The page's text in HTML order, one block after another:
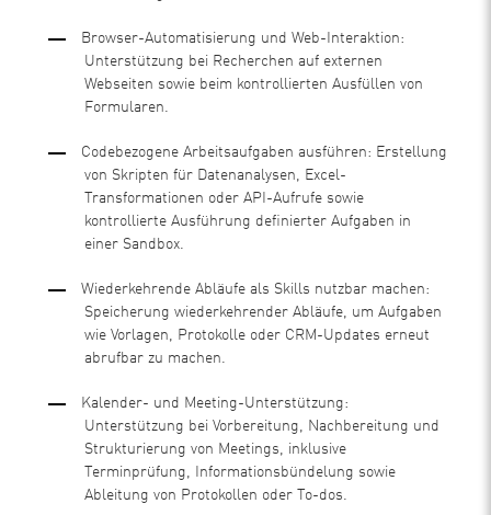
Browser-Automatisierung und Web-Interaktion:
Unterstützung bei Recherchen auf externen
Webseiten sowie beim kontrollierten Ausfüllen von
Formularen.
Codebezogene Arbeitsaufgaben ausführen: Erstellung
von Skripten für Datenanalysen, Excel-
Transformationen oder API-Aufrufe sowie
kontrollierte Ausführung definierter Aufgaben in
einer Sandbox.
Wiederkehrende Abläufe als Skills nutzbar machen:
Speicherung wiederkehrender Abläufe, um Aufgaben
wie Vorlagen, Protokolle oder CRM-Updates erneut
abrufbar zu machen.
Kalender- und Meeting-Unterstützung:
Unterstützung bei Vorbereitung, Nachbereitung und
Strukturierung von Meetings, inklusive
Terminprüfung, Informationsbündelung sowie
Ableitung von Protokollen oder To-dos.